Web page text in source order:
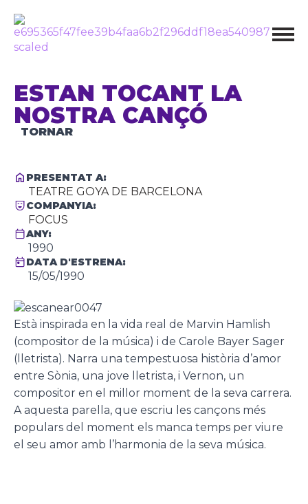
ESTAN TOCANT LA
NOSTRA CANÇÓ
TORNAR
PRESENTAT A:
TEATRE GOYA DE BARCELONA
COMPANYIA:
FOCUS
ANY:
1990
DATA D'ESTRENA:
15/05/1990
Està inspirada en la vida real de Marvin Hamlish
(compositor de la música) i de Carole Bayer Sager
(lletrista). Narra una tempestuosa història d’amor
entre Sònia, una jove lletrista, i Vernon, un
compositor en el millor moment de la seva carrera.
A aquesta parella, que escriu les cançons més
populars del moment els manca temps per viure
el seu amor amb l’harmonia de la seva música.